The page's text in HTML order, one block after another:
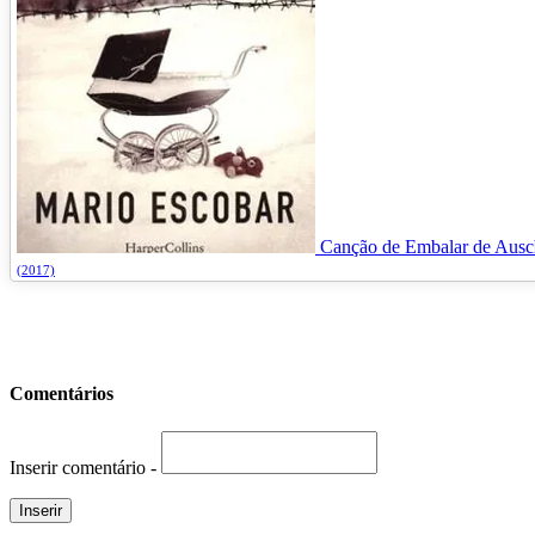
Canção de Embalar de
(2017)
Comentários
Inserir comentário -